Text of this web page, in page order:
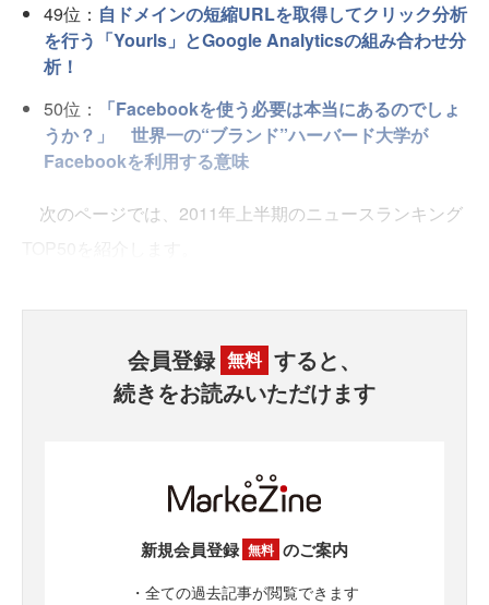
49位： 自ドメインの短縮URLを取得してクリック分析
を行う「Yourls」とGoogle Analyticsの組み合わせ分
析！
50位：
「Facebookを使う必要は本当にあるのでしょ
うか？」 世界一の“ブランド”ハーバード大学が
Facebookを利用する意味
次のページでは、2011年上半期のニュースランキング
会員登録 無料 すると、
続きをお読みいただけます
新規会員登録 無料 のご案内
・全ての過去記事が閲覧できます